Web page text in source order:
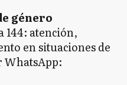
género
144: atención,
en situaciones de
WhatsApp: